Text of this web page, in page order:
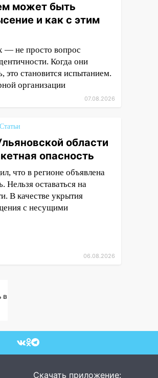
может быть
и как с этим
— не просто вопрос
Когда они
это становится испытанием.
организации
07.08.2026
Статьи
области
опасность
что в регионе объявлена
Нельзя оставаться на
В качестве укрытия
с несущими
06.08.2026
в
Скачать приложение: